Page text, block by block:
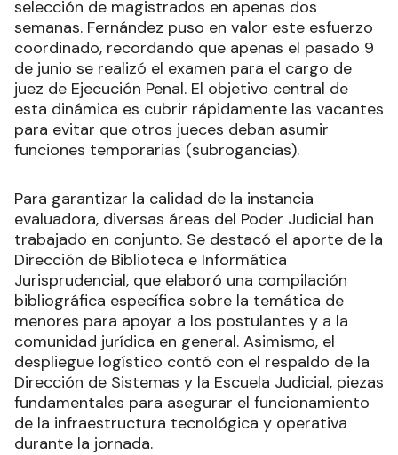
selección de magistrados en apenas dos
semanas. Fernández puso en valor este esfuerzo
coordinado, recordando que apenas el pasado 9
de junio se realizó el examen para el cargo de
juez de Ejecución Penal. El objetivo central de
esta dinámica es cubrir rápidamente las vacantes
para evitar que otros jueces deban asumir
funciones temporarias (subrogancias).
Para garantizar la calidad de la instancia
evaluadora, diversas áreas del Poder Judicial han
trabajado en conjunto. Se destacó el aporte de la
Dirección de Biblioteca e Informática
Jurisprudencial, que elaboró una compilación
bibliográfica específica sobre la temática de
menores para apoyar a los postulantes y a la
comunidad jurídica en general. Asimismo, el
despliegue logístico contó con el respaldo de la
Dirección de Sistemas y la Escuela Judicial, piezas
fundamentales para asegurar el funcionamiento
de la infraestructura tecnológica y operativa
durante la jornada.